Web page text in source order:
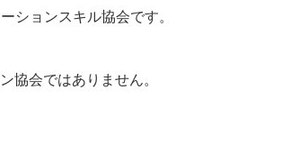
ションスキル協会です。
協会ではありません。